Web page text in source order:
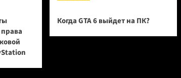
Когда GTA 6 выйдет на ПК?